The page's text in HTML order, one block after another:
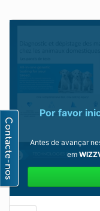
Por favor
Antes de avançar
em